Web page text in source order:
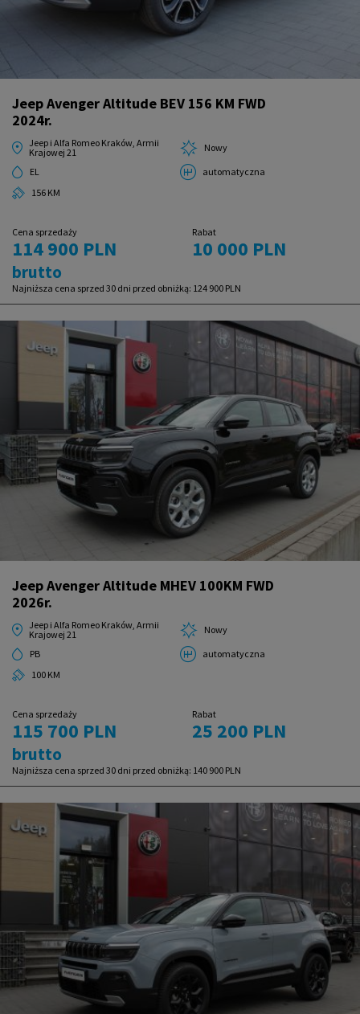
Jeep Avenger Altitude BEV 156 KM FWD
2024r.
Jeep i Alfa Romeo Kraków, Armii
Krajowej 21
Nowy
EL
automatyczna
156 KM
Cena sprzedaży
114 900 PLN
brutto
Rabat
10 000 PLN
Najniższa cena sprzed 30 dni przed obniżką: 124 900 PLN
Jeep Avenger Altitude MHEV 100KM FWD
2026r.
Jeep i Alfa Romeo Kraków, Armii
Krajowej 21
Nowy
PB
automatyczna
100 KM
Cena sprzedaży
115 700 PLN
brutto
Rabat
25 200 PLN
Najniższa cena sprzed 30 dni przed obniżką: 140 900 PLN